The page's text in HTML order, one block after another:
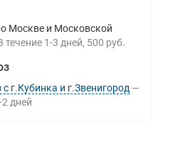
Москве и Московской
течение 1-3 дней 500 руб.
г.Кубинка и г.Звенигород
2 дней